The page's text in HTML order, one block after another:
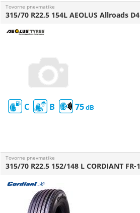
Tovorne pnevmatike
C B 75
315/70 R22,5 154L AEOLUS Allroads D4
Tovorne pnevmatike
315/70 R22,5 152/148 L CORDIANT FR-1